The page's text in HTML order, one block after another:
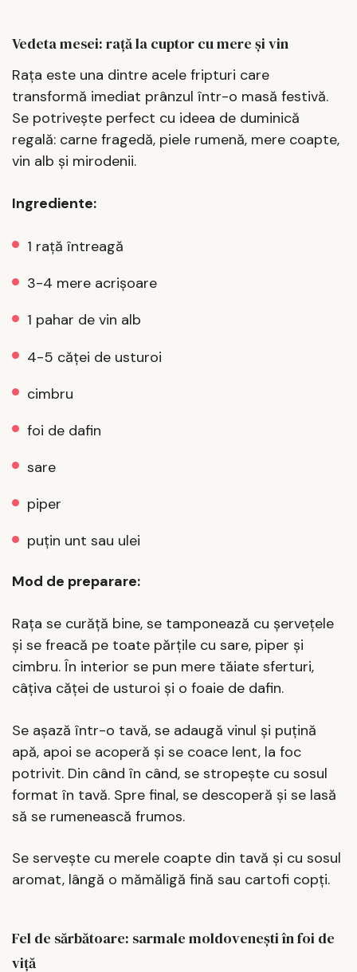
Vedeta mesei: rață la cuptor cu mere și vin
Rața este una dintre acele fripturi care
transformă imediat prânzul într-o masă festivă.
Se potrivește perfect cu ideea de duminică
regală: carne fragedă, piele rumenă, mere coapte,
vin alb și mirodenii.
Ingrediente:
1 rață întreagă
3-4 mere acrișoare
1 pahar de vin alb
4-5 căței de usturoi
cimbru
foi de dafin
sare
piper
puțin unt sau ulei
Mod de preparare:
Rața se curăță bine, se tamponează cu șervețele
și se freacă pe toate părțile cu sare, piper și
cimbru. În interior se pun mere tăiate sferturi,
câțiva căței de usturoi și o foaie de dafin.
Se așază într-o tavă, se adaugă vinul și puțină
apă, apoi se acoperă și se coace lent, la foc
potrivit. Din când în când, se stropește cu sosul
format în tavă. Spre final, se descoperă și se lasă
să se rumenească frumos.
Se servește cu merele coapte din tavă și cu sosul
aromat, lângă o mămăligă fină sau cartofi copți.
Fel de sărbătoare: sarmale moldovenești în foi de
viță